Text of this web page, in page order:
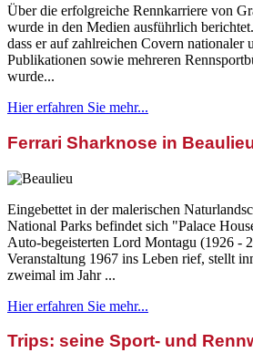
Über die erfolgreiche Rennkarriere von
wurde in den Medien ausführlich
dass er auf zahlreichen Covern nationaler
Publikationen sowie mehreren
wurde...
Hier erfahren Sie mehr...
Ferrari Sharknose in
Eingebettet in der malerischen
National Parks befindet sich "Palace
Auto-begeisterten Lord Montagu (1926 -
Veranstaltung 1967 ins Leben rief, stellt
zweimal im Jahr ...
Hier erfahren Sie mehr...
Trips: seine Sport- und